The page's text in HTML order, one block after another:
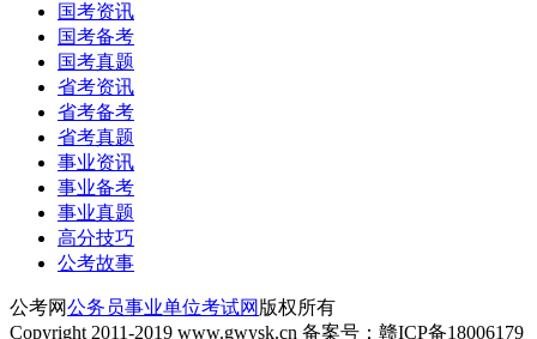
国考资讯
国考备考
国考真题
省考资讯
省考备考
省考真题
事业资讯
事业备考
事业真题
高分技巧
公考故事
公考网公务员事业单位考试网 版权所有
Copyright 2011-2019 www.gwysk.cn 备案号：赣ICP备18006179